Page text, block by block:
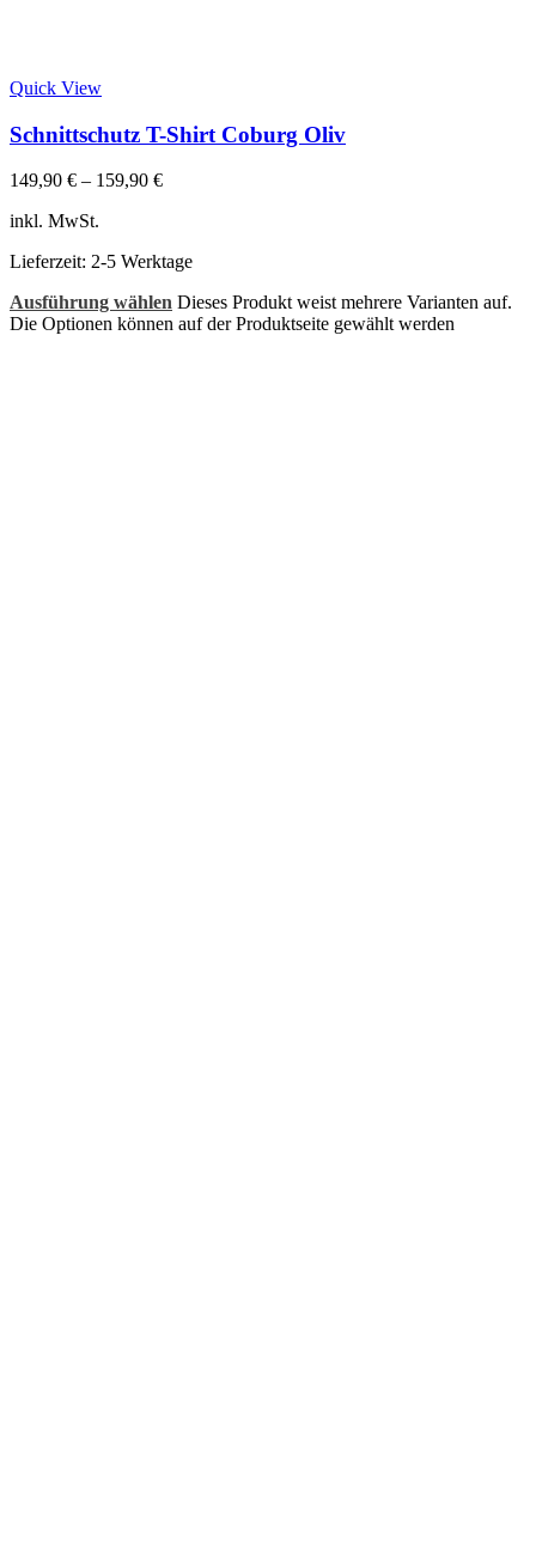
Quick View
Schnittschutz T-Shirt Coburg Oliv
149,90 € – 159,90 €
inkl. MwSt.
Lieferzeit: 2-5 Werktage
Ausführung wählen Dieses Produkt weist mehrere Varianten auf.
Die Optionen können auf der Produktseite gewählt werden